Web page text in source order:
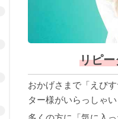
リピー
おかげさまで「えび
ター様がいらっしゃい